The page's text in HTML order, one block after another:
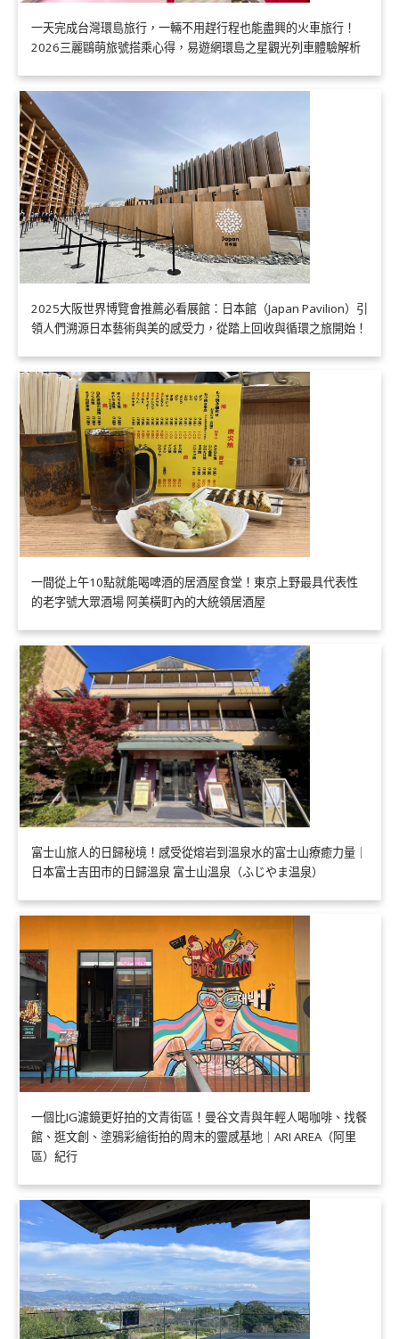
一天完成台灣環島旅行，一輛不用趕行程也能盡興的火車旅行！
2026三麗鷗萌旅號搭乘心得，易遊網環島之星觀光列車體驗解析
2025大阪世界博覽會推薦必看展館：日本館（Japan Pavilion）引
領人們溯源日本藝術與美的感受力，從踏上回收與循環之旅開始！
一間從上午10點就能喝啤酒的居酒屋食堂！東京上野最具代表性
的老字號大眾酒場 阿美橫町內的大統領居酒屋
富士山旅人的日歸秘境！感受從熔岩到溫泉水的富士山療癒力量｜
日本富士吉田市的日歸溫泉 富士山溫泉（ふじやま温泉）
一個比IG濾鏡更好拍的文青街區！曼谷文青與年輕人喝咖啡、找餐
館、逛文創、塗鴉彩繪街拍的周末的靈感基地｜ARI AREA（阿里
區）紀行